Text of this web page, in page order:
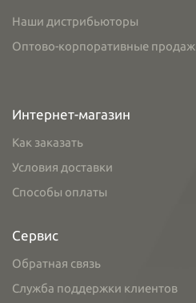
Наши дистрибьюторы
Оптово-корпоративные
Интернет-магазин
Как заказать
Условия доставки
Способы оплаты
Сервис
Обратная связь
Служба поддержки клиентов